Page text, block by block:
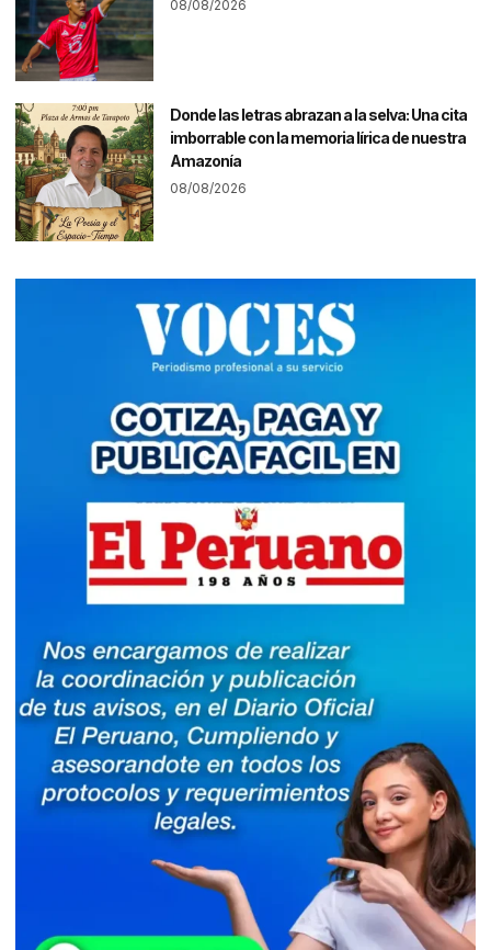
08/08/2026
Donde las letras abrazan a la selva: Una cita
imborrable con la memoria lírica de nuestra
Amazonía
08/08/2026